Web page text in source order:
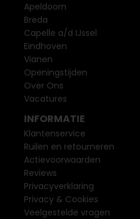
Apeldoorn
Breda
Capelle a/d IJssel
Eindhoven
Vianen
Openingstijden
Over Ons
Vacatures
INFORMATIE
Klantenservice
Ruilen en retourneren
Actievoorwaarden
Reviews
Privacyverklaring
Privacy & Cookies
Veelgestelde vragen